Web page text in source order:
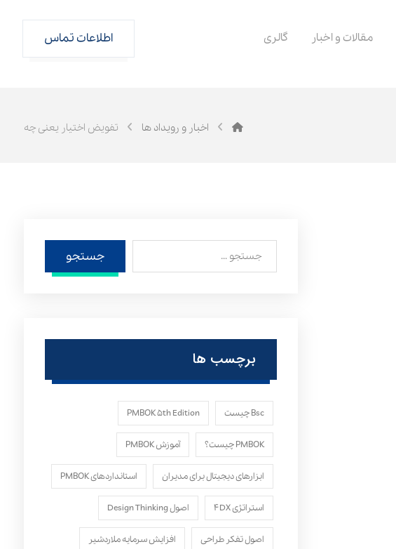
مقالات و اخبار گالری اطلاعات تماس
اخبار و رویداد ها تفویض اختیار یعنی چه
جستجو
برچسب ها
Bsc چیست PMBOK ۵th Edition
PMBOK چیست؟ آموزش PMBOK
ابزارهای دیجیتال برای مدیران استانداردهای PMBOK
استراتژی ۴DX اصول Design Thinking
اصول تفکر طراحی افزایش سرمایه ملاردشیر